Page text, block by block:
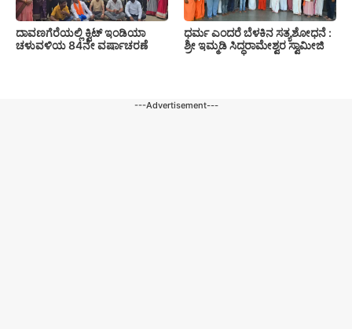
ದಾವಣಗೆರೆಯಲ್ಲಿ ಕ್ವಿಟ್ ಇಂಡಿಯಾ
ಚಳುವಳಿಯ 84ನೇ ವರ್ಷಾಚರಣೆ
ಧರ್ಮ ಎಂದರೆ ಬೆಳಕಿನ ಸತ್ಯಶೋಧನೆ :
ಶ್ರೀ ಇಮ್ಮಡಿ ಸಿದ್ಧರಾಮೇಶ್ವರ ಸ್ವಾಮೀಜಿ
---Advertisement---